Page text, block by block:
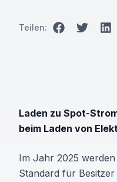
Teilen:
Laden zu Spot-
beim Laden von
Im Jahr 2025
Standard für